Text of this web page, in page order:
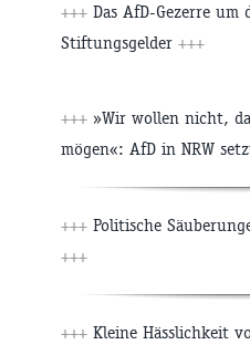
+++ Das AfD-Gezerre um
Stiftungsgelder +++
+++ »Wir wollen nicht,
mögen«: AfD in NRW
+++ Politische
+++
+++ Kleine Hässlichkeit